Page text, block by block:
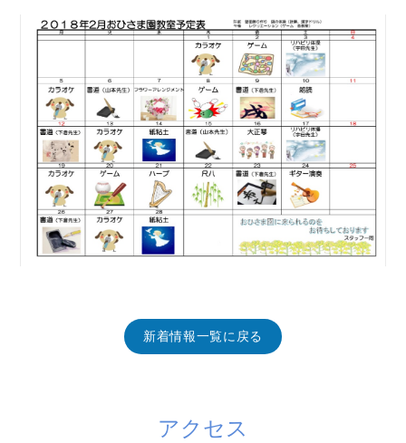
新着情報一覧に戻る
アクセス